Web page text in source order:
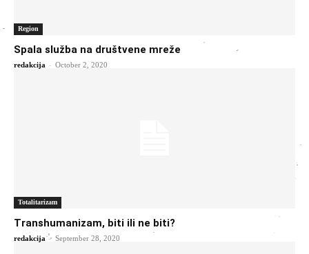
Region
Spala služba na društvene mreže
redakcija - October 2, 2020
Totalitarizam
Transhumanizam, biti ili ne biti?
redakcija - September 28, 2020